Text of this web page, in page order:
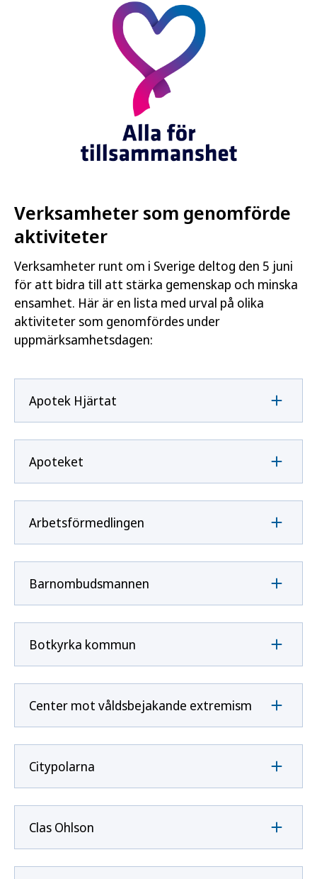
Verksamheter som genomförde
aktiviteter
Verksamheter runt om i Sverige deltog den 5 juni
för att bidra till att stärka gemenskap och minska
ensamhet. Här är en lista med urval på olika
aktiviteter som genomfördes under
uppmärksamhetsdagen:
Apotek Hjärtat
Apoteket
Arbetsförmedlingen
Barnombudsmannen
Botkyrka kommun
Center mot våldsbejakande extremism
Citypolarna
Clas Ohlson